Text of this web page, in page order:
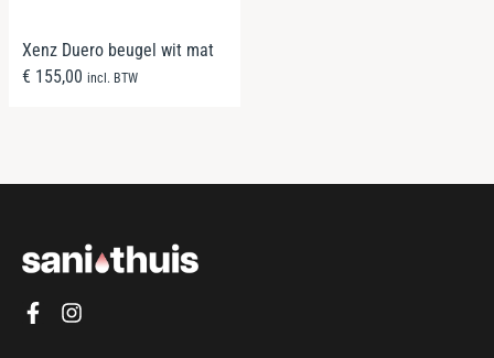
Xenz Duero beugel wit mat
€ 155,00 incl. BTW